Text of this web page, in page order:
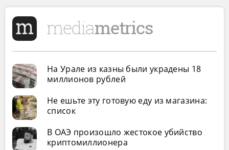
На Урале из казны были украдены 18
миллионов рублей
Не ешьте эту готовую еду из магазина:
список
В ОАЭ произошло жестокое убийство
криптомиллионера